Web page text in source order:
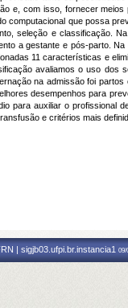
e, com isso, fornecer meios
computacional que possa
seleção e classificação.
a gestante e pós-parto.
11 características e
avaliamos o uso dos
na admissão foi
desempenhos para
para auxiliar o profissional
e critérios mais
| sigjb03.ufpi.br.instancia1 09/